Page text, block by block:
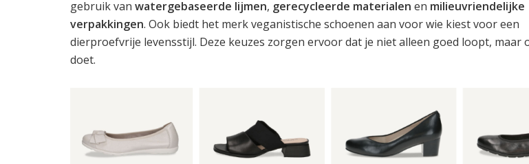
gebruik van watergebaseerde lijmen, gerecycleerde materialen en milieuvriendelijke
verpakkingen. Ook biedt het merk veganistische schoenen aan voor wie kiest voor een
dierproefvrije levensstijl. Deze keuzes zorgen ervoor dat je niet alleen goed loopt, maar
doet.